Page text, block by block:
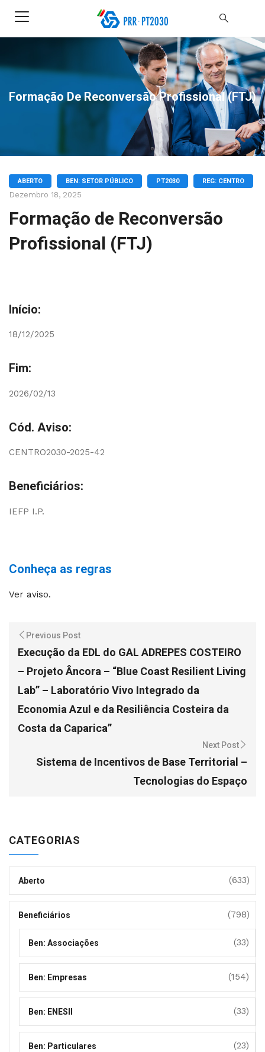
Formação De Reconversão Profissional (FTJ)
ABERTO BEN: SETOR PÚBLICO PT2030 REG: CENTRO
Dezembro 18, 2025
Formação de Reconversão
Profissional (FTJ)
Início:
18/12/2025
Fim:
2026/02/13
Cód. Aviso:
CENTRO2030-2025-42
Beneficiários:
IEFP I.P.
Conheça as regras
Ver aviso.
Previous Post
Execução da EDL do GAL ADREPES COSTEIRO
– Projeto Âncora – “Blue Coast Resilient Living
Lab” – Laboratório Vivo Integrado da
Economia Azul e da Resiliência Costeira da
Costa da Caparica”
Next Post
Sistema de Incentivos de Base Territorial –
Tecnologias do Espaço
CATEGORIAS
Aberto (633)
Beneficiários (798)
Ben: Associações (33)
Ben: Empresas (154)
Ben: ENESII (33)
Ben: Particulares (23)